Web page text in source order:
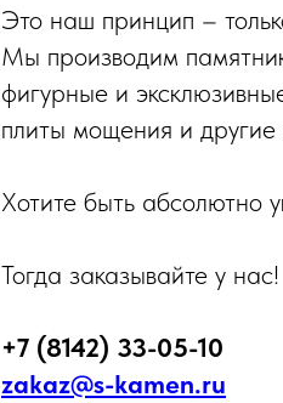
Это наш принцип –
Мы производим
фигурные и
плиты мощения и другие
Хотите быть абсолютно
Тогда заказывайте у нас!
+7 (8142) 33-05-10
zakaz@s-kamen.ru